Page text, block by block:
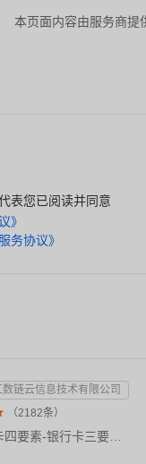
本页面内容由服务商提
表您已阅读并同意
》
务协议》
数链云信息技术有限公司
（2182条）
赠银行卡归属地★【银行卡四要素-银行卡三要素-银行卡二要素-银行卡三要素核验-银行卡四要素核验-银行卡二要素核验-银行卡实名验证-银行卡实名核验-银行卡二三四要素-实名认证】★接口包括银行卡二要素鉴权、银行卡三要素鉴权、银行卡四要素鉴权，可根据需求选择使用，只需一次对接，银行卡全能校验。支持所有带银联标识的银行卡，验证结果实时返回。直连官方数据，实时校验结果，无需复核！